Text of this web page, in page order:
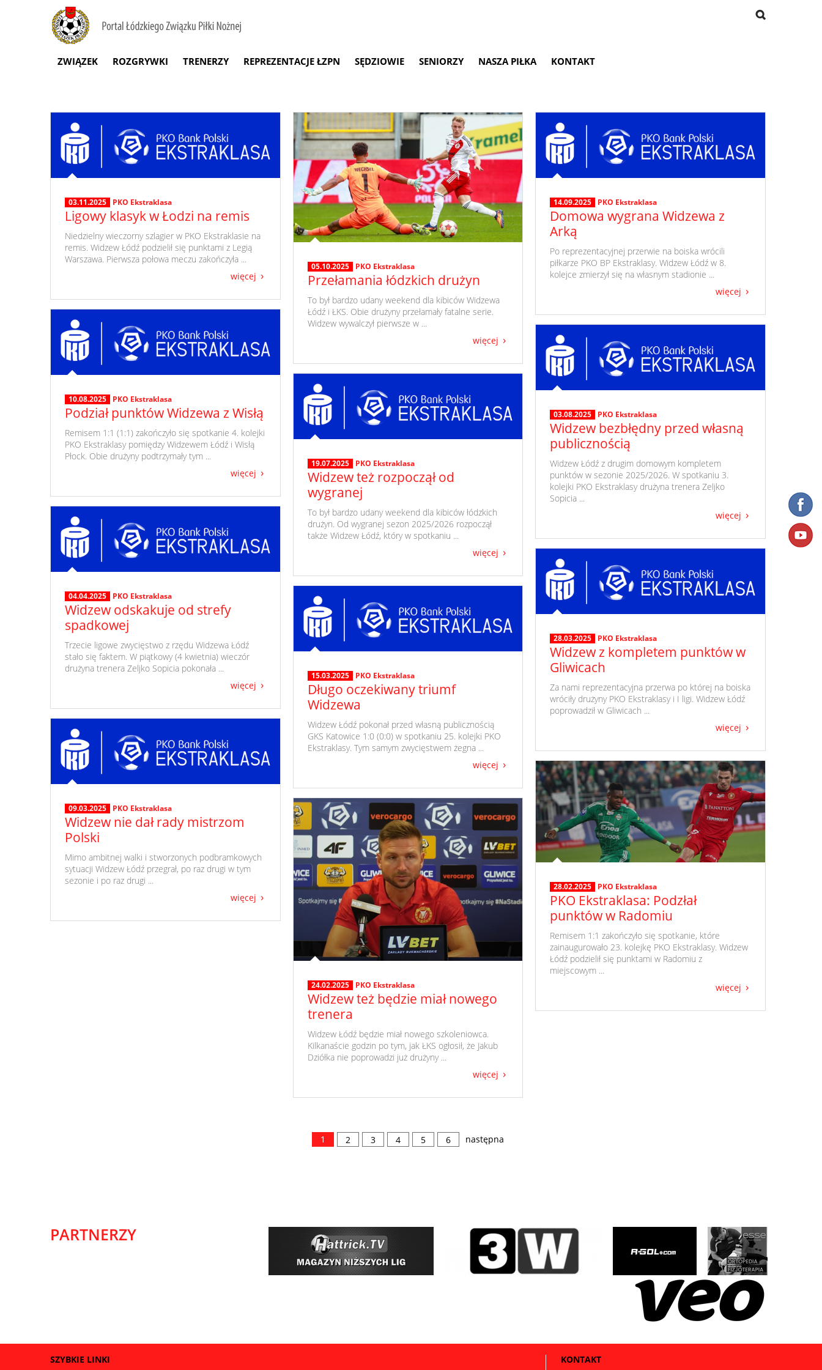
ZWIĄZEK ROZGRYWKI TRENERZY REPREZENTACJE ŁZPN SĘDZIOWIE SENIORZY NASZA PIŁKA KONTAKT
03.11.2025 PKO Ekstraklasa
Ligowy klasyk w Łodzi na remis
​ Niedzielny wieczorny szlagier w PKO Ekstraklasie na
remis. Widzew Łódź podzielił się punktami z Legią
Warszawa. Pierwsza połowa meczu zakończyła ...
więcej
05.10.2025 PKO Ekstraklasa
Przełamania łódzkich drużyn
​ To był bardzo udany weekend dla kibiców Widzewa
Łódź i ŁKS. Obie drużyny przełamały fatalne serie.
Widzew wywalczył pierwsze w ...
więcej
14.09.2025 PKO Ekstraklasa
Domowa wygrana Widzewa z
Arką
​ Po reprezentacyjnej przerwie na boiska wrócili
piłkarze PKO BP Ekstraklasy. Widzew Łódź w 8.
kolejce zmierzył się na własnym stadionie ...
więcej
10.08.2025 PKO Ekstraklasa
Podział punktów Widzewa z Wisłą
​ Remisem 1:1 (1:1) zakończyło się spotkanie 4. kolejki
PKO Ekstraklasy pomiędzy Widzewem Łódź i Wisłą
Płock. Obie drużyny podtrzymały tym ...
więcej
03.08.2025 PKO Ekstraklasa
Widzew bezbłędny przed własną
publicznością
​ Widzew Łódź z drugim domowym kompletem
punktów w sezonie 2025/2026. W spotkaniu 3.
kolejki PKO Ekstraklasy drużyna trenera Zeljko
Sopicia ...
więcej
19.07.2025 PKO Ekstraklasa
Widzew też rozpoczął od
wygranej
​ To był bardzo udany weekend dla kibiców łódzkich
drużyn. Od wygranej sezon 2025/2026 rozpoczął
także Widzew Łódź, który w spotkaniu ...
więcej
04.04.2025 PKO Ekstraklasa
Widzew odskakuje od strefy
spadkowej
​ Trzecie ligowe zwycięstwo z rzędu Widzewa Łódź
stało się faktem. W piątkowy (4 kwietnia) wieczór
drużyna trenera Zeljko Sopicia pokonała ...
więcej
28.03.2025 PKO Ekstraklasa
Widzew z kompletem punktów w
Gliwicach
​ Za nami reprezentacyjna przerwa po której na boiska
wróciły drużyny PKO Ekstraklasy i I ligi. Widzew Łódź
poprowadził w Gliwicach ...
więcej
15.03.2025 PKO Ekstraklasa
Długo oczekiwany triumf
Widzewa
​ Widzew Łódź pokonał przed własną publicznością
GKS Katowice 1:0 (0:0) w spotkaniu 25. kolejki PKO
Ekstraklasy. Tym samym zwycięstwem żegna ...
więcej
09.03.2025 PKO Ekstraklasa
Widzew nie dał rady mistrzom
Polski
​ Mimo ambitnej walki i stworzonych podbramkowych
sytuacji Widzew Łódź przegrał, po raz drugi w tym
sezonie i po raz drugi ...
więcej
28.02.2025 PKO Ekstraklasa
PKO Ekstraklasa: Podzłał
punktów w Radomiu
​ Remisem 1:1 zakończyło się spotkanie, które
zainaugurowało 23. kolejkę PKO Ekstraklasy. Widzew
Łódź podzielił się punktami w Radomiu z
miejscowym ...
więcej
24.02.2025 PKO Ekstraklasa
Widzew też będzie miał nowego
trenera
​ Widzew Łódź będzie miał nowego szkoleniowca.
Kilkanaście godzin po tym, jak ŁKS ogłosił, że Jakub
Dziółka nie poprowadzi już drużyny ...
więcej
1 2 3 4 5 6 następna
PARTNERZY
SZYBKIE LINKI KONTAKT